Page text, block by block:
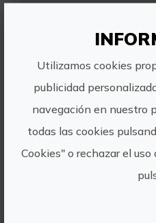
(unos
Utilizamos cookies
publicidad
navegación en nuestro
todas las cookies
Cookies" o rechazar el